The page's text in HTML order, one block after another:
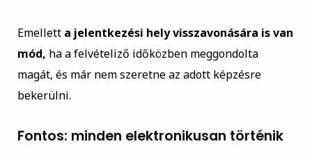
Emellett a jelentkezési hely visszavonására is van
mód, ha a felvételiző időközben meggondolta
magát, és már nem szeretne az adott képzésre
bekerülni.
Fontos: minden elektronikusan történik